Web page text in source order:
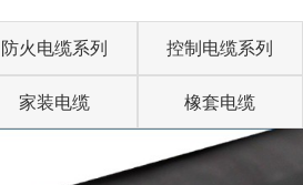
防火电缆系列 控制电缆系列
家装电缆 橡套电缆